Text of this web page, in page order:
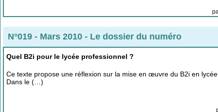
N°019 - Mars 2010 - Le dossier du numéro
Quel B2i pour le lycée professionnel ?
Ce texte propose une réflexion sur la mise en œuvre du B2i en
Dans le (…)